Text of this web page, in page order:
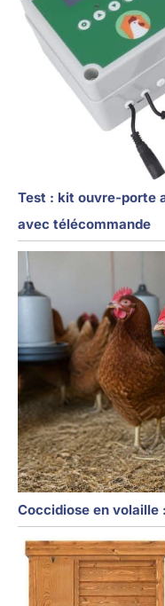
Test : kit ouvre-porte
avec télécommande
Coccidiose en volaille